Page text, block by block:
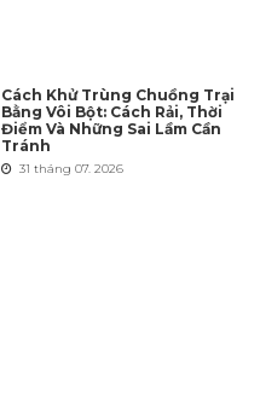
Cách Khử Trùng Chuồng Trại
Bằng Vôi Bột: Cách Rải, Thời
Điểm Và Những Sai Lầm Cần
Tránh
31 tháng 07. 2026